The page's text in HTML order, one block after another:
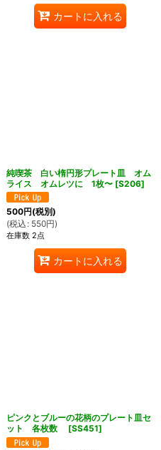
カートに入れる
純喫茶 白い楕円形プレート皿 オム
ライス オムレツに 1枚〜 [S206]
500円(税別)
(税込 : 550円)
在庫数 2点
カートに入れる
ピンクとブルーの花柄のプレート皿セ
ット 各枚数
[SS451]